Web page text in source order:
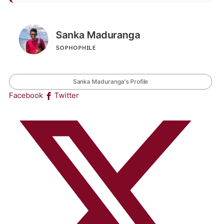
Sanka Maduranga
sᴏᴘʜᴏᴘʜɪʟᴇ
Sanka Maduranga's Profile
Facebook Twitter